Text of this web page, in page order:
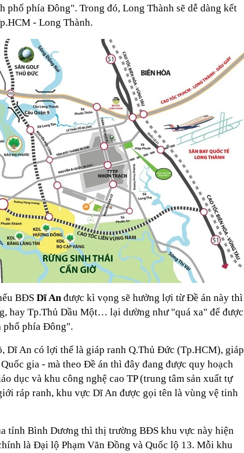
phố phía Đông". Trong đó, Long Thành sẽ dễ dàng kết
- Long Thành.
BĐS Dĩ An được kì vọng sẽ hưởng lợi từ Đề án này thì
hay Tp.Thủ Dầu Một… lại dường như "quá xa" để được
phố phía Đông".
Dĩ An có lợi thế là giáp ranh Q.Thủ Đức (Tp.HCM), giáp
gia - mà theo Đề án thì đây đang được quy hoạch
dục và khu công nghệ cao TP (trung tâm sản xuất tự
ráp ranh, khu vực Dĩ An được gọi tên là vùng vệ tinh
tỉnh Bình Dương thì thị trường BĐS khu vực này hiện
là Đại lộ Phạm Văn Đồng và Quốc lộ 13. Mỗi khu